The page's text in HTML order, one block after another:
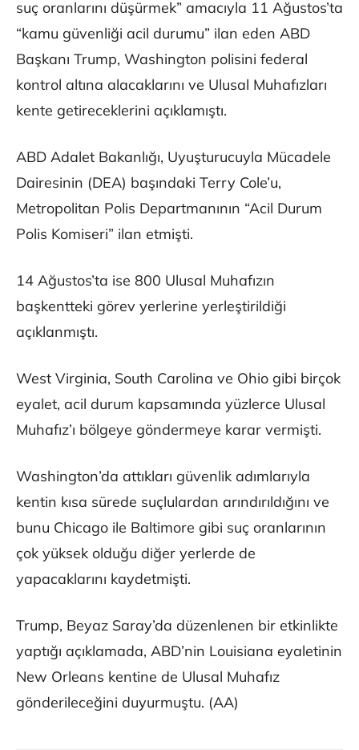
suç oranlarını düşürmek” amacıyla 11 Ağustos’ta
“kamu güvenliği acil durumu” ilan eden ABD
Başkanı Trump, Washington polisini federal
kontrol altına alacaklarını ve Ulusal Muhafızları
kente getireceklerini açıklamıştı.
ABD Adalet Bakanlığı, Uyuşturucuyla Mücadele
Dairesinin (DEA) başındaki Terry Cole’u,
Metropolitan Polis Departmanının “Acil Durum
Polis Komiseri” ilan etmişti.
14 Ağustos’ta ise 800 Ulusal Muhafızın
başkentteki görev yerlerine yerleştirildiği
açıklanmıştı.
West Virginia, South Carolina ve Ohio gibi birçok
eyalet, acil durum kapsamında yüzlerce Ulusal
Muhafız’ı bölgeye göndermeye karar vermişti.
Washington’da attıkları güvenlik adımlarıyla
kentin kısa sürede suçlulardan arındırıldığını ve
bunu Chicago ile Baltimore gibi suç oranlarının
çok yüksek olduğu diğer yerlerde de
yapacaklarını kaydetmişti.
Trump, Beyaz Saray’da düzenlenen bir etkinlikte
yaptığı açıklamada, ABD’nin Louisiana eyaletinin
New Orleans kentine de Ulusal Muhafız
gönderileceğini duyurmuştu. (AA)